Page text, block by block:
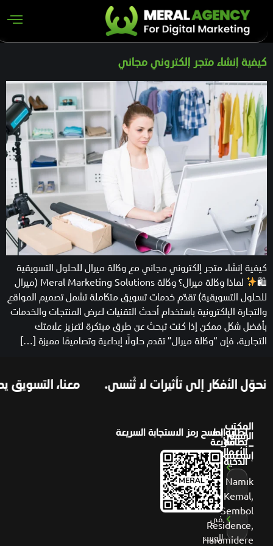
كيفية إنشاء متجر إلكتروني مجاني
كيفية إنشاء متجر إلكتروني مجاني مع وكالة ميرال للحلول التسويقية
🛍
لماذا وكالة ميرال؟ وكالة Meral Marketing Solutions (ميرال
للحلول التسويقية) تقدّم خدمات تسويق متكاملة تشمل تصميم المواقع
والتجارة الإلكترونية باستخدام أحدث التقنيات لعرض المنتجات والخدمات
بأفضل شكل ممكن إذا كنت تبحث عن طرق مبتكرة لتعزيز علامتك
التجارية، فإن “وكالة ميرال” تقدم حلولًا إبداعية وتصاميمًا مميزة […]
معنا، التسويق الأفكار إلى تأثيرات لا تُنسى.
المكتب
الرئيسي
إسطنبول
Namık
Kemal,
Sembol
Residence,
Haramidere
لطلب
بطاقة
الأعمال
الذكية
روابط
سريعة
عن
ميرال
أعمالنا
في
الويب
امسح رمز الاستجابة السريعة